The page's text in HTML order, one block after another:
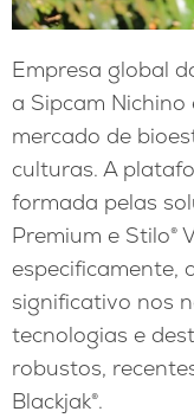
Empresa global
a Sipcam
mercado de
culturas. A
formada pelas
Premium e Stilo®
especificamente,
significativo nos
tecnologias e
robustos,
Blackjak®.